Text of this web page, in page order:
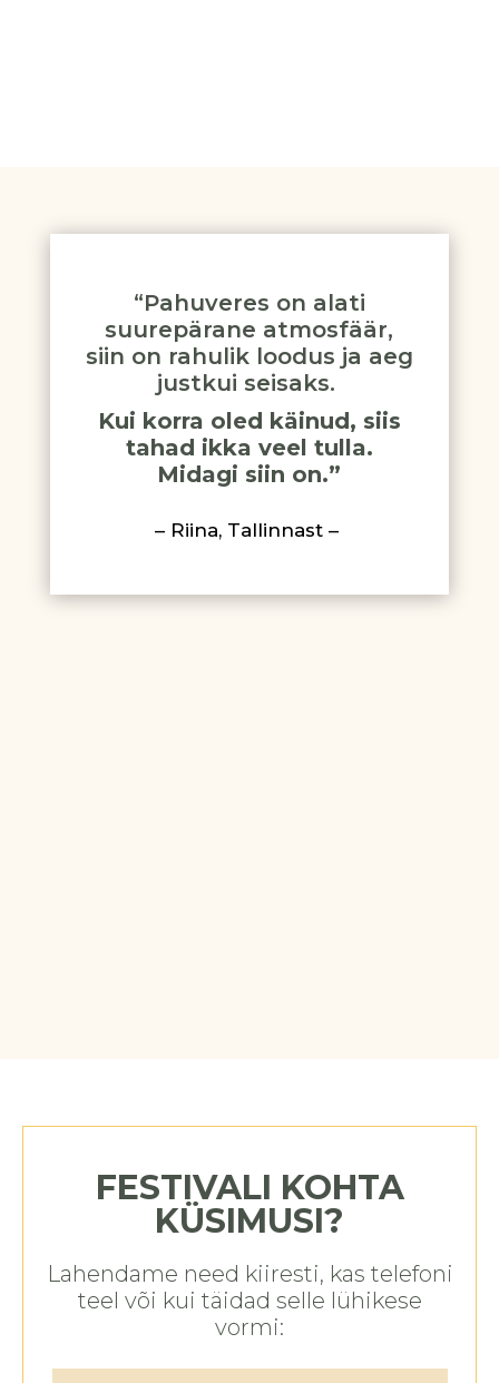
“Pahuveres on alati
suurepärane atmosfäär,
siin on rahulik loodus ja aeg
justkui seisaks.
Kui korra oled käinud, siis
tahad ikka veel tulla.
Midagi siin on.”
– Riina, Tallinnast –
FESTIVALI KOHTA
KÜSIMUSI?
Lahendame need kiiresti, kas telefoni
teel või kui täidad selle lühikese
vormi: